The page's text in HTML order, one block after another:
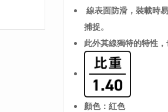
線表面防滑，裝載時
捕捉。
此外其線獨特的特性，
顏色：紅色